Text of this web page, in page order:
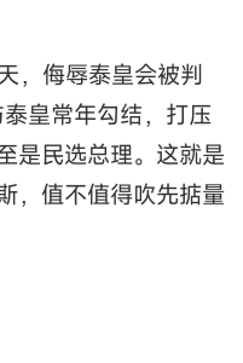
，侮辱泰皇会被判
皇常年勾结，打压
是民选总理。这就是
，值不值得吹先掂量